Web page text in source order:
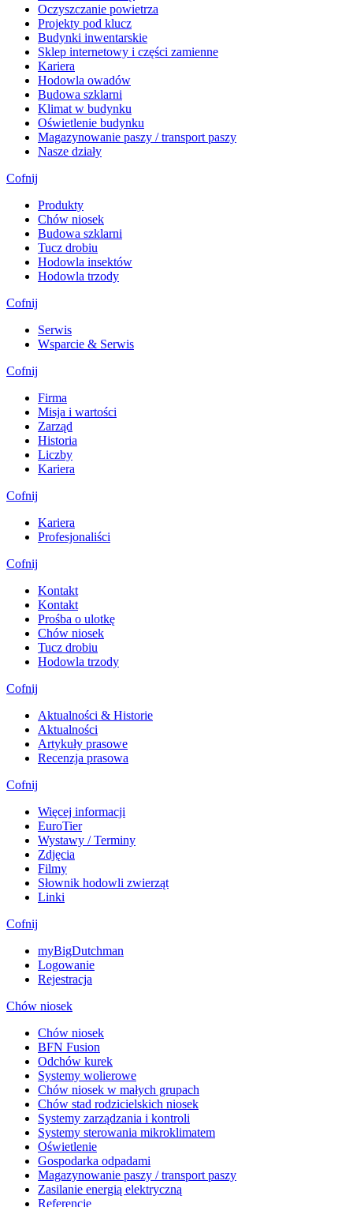
Oczyszczanie powietrza
Projekty pod klucz
Budynki inwentarskie
Sklep internetowy i części zamienne
Kariera
Hodowla owadów
Budowa szklarni
Klimat w budynku
Oświetlenie budynku
Magazynowanie paszy / transport paszy
Nasze działy
Cofnij
Produkty
Chów niosek
Budowa szklarni
Tucz drobiu
Hodowla insektów
Hodowla trzody
Cofnij
Serwis
Wsparcie & Serwis
Cofnij
Firma
Misja i wartości
Zarząd
Historia
Liczby
Kariera
Cofnij
Kariera
Profesjonaliści
Cofnij
Kontakt
Kontakt
Prośba o ulotkę
Chów niosek
Tucz drobiu
Hodowla trzody
Cofnij
Aktualności & Historie
Aktualności
Artykuły prasowe
Recenzja prasowa
Cofnij
Więcej informacji
EuroTier
Wystawy / Terminy
Zdjęcia
Filmy
Słownik hodowli zwierząt
Linki
Cofnij
myBigDutchman
Logowanie
Rejestracja
Chów niosek
Chów niosek
BFN Fusion
Odchów kurek
Systemy wolierowe
Chów niosek w małych grupach
Chów stad rodzicielskich niosek
Systemy zarządzania i kontroli
Systemy sterowania mikroklimatem
Oświetlenie
Gospodarka odpadami
Magazynowanie paszy / transport paszy
Zasilanie energią elektryczną
Referencje